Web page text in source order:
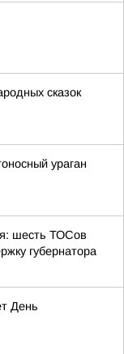
сказок
ураган
шесть ТОСов
губернатора
День